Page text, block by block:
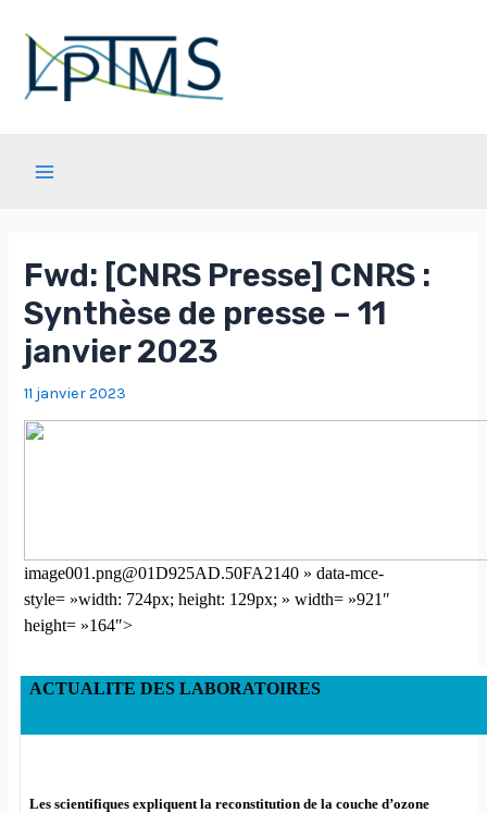
contenu
Fwd: [CNRS Presse] CNRS :
Synthèse de presse – 11
janvier 2023
11 janvier 2023
image001.png@01D925AD.50FA2140 » data-mce-
style= »width: 724px; height: 129px; » width= »921″
height= »164″>
ACTUALITE DES LABORATOIRES
Les scientifiques expliquent la reconstitution de la couche d’ozone